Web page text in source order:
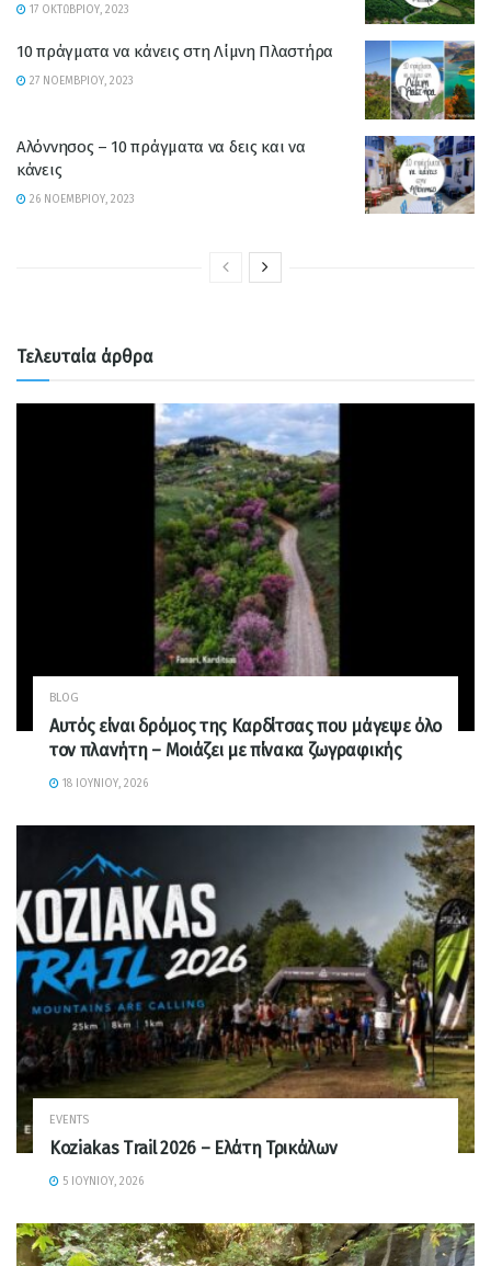
17 ΟΚΤΩΒΡΊΟΥ, 2023
10 πράγματα να κάνεις στη Λίμνη Πλαστήρα
27 ΝΟΕΜΒΡΊΟΥ, 2023
Αλόννησος – 10 πράγματα να δεις και να
κάνεις
26 ΝΟΕΜΒΡΊΟΥ, 2023
Τελευταία άρθρα
BLOG
Αυτός είναι δρόμος της Καρδίτσας που μάγεψε όλο
τον πλανήτη – Μοιάζει με πίνακα ζωγραφικής
18 ΙΟΥΝΊΟΥ, 2026
EVENTS
Koziakas Trail 2026 – Ελάτη Τρικάλων
5 ΙΟΥΝΊΟΥ, 2026